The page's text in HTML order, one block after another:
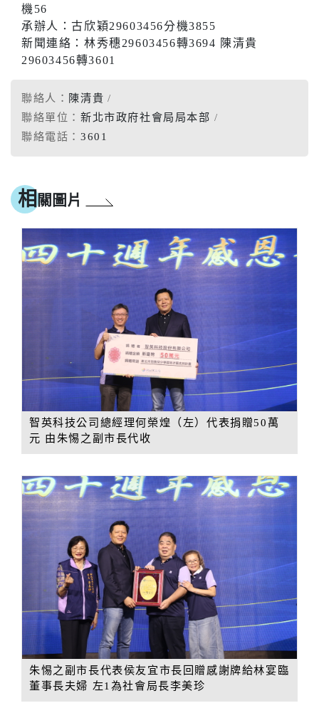
機56
承辦人：古欣穎29603456分機3855
新聞連絡：林秀穗29603456轉3694 陳清貴
29603456轉3601
聯絡人： 陳清貴
聯絡單位： 新北市政府社會局局本部
聯絡電話： 3601
相 關圖片
智英科技公司總經理何榮煌（左）代表捐贈50萬
元 由朱惕之副市長代收
朱惕之副市長代表侯友宜市長回贈感謝牌給林宴臨
董事長夫婦 左1為社會局長李美珍